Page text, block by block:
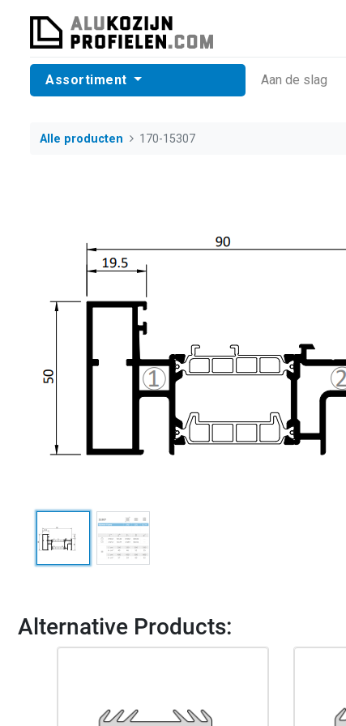
Assortiment ​Aan de slag
Alle producten 170-15307
Alternative Products: